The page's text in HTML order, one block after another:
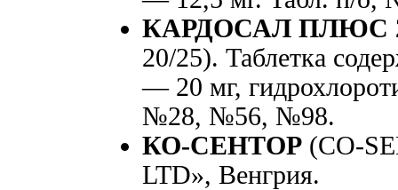
КАРДОСАЛ ПЛЮС
20/25). Таблетка
— 20 мг,
№28, №56, №98.
КО-СЕНТОР (CO-
LTD», Венгрия.